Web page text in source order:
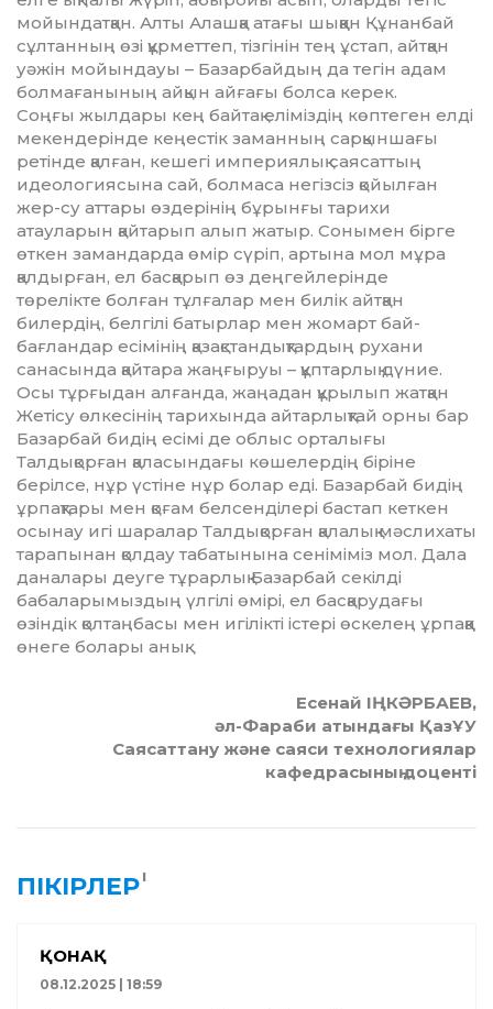
мойындатқан. Алты Алашқа атағы шыққан Құнанбай
сұлтанның өзі құрметтеп, тізгінін тең ұстап, айтқан
уәжін мойындауы – Базарбайдың да тегін адам
болмағанының айқын айғағы болса керек.
Соңғы жылдары кең байтақ еліміздің көптеген елді
мекендерінде кеңестік заманның сарқыншағы
ретінде қалған, кешегі империялық саясаттың
идеологиясына сай, болмаса негізсіз қойылған
жер-су аттары өздерінің бұрынғы тарихи
атауларын қайтарып алып жатыр. Сонымен бірге
өткен замандарда өмір сүріп, артына мол мұра
қалдырған, ел басқарып өз деңгейлерінде
төрелікте болған тұлғалар мен билік айтқан
билердің, белгілі батырлар мен жомарт бай-
бағландар есімінің қазақстандықтардың рухани
санасында қайтара жаңғыруы – құптарлық дүние.
Осы тұрғыдан алғанда, жаңадан құрылып жатқан
Жетісу өлкесінің тарихында айтарлықтай орны бар
Базарбай бидің есімі де облыс орталығы
Талдықорған қаласындағы көшелердің біріне
берілсе, нұр үстіне нұр болар еді. Базарбай бидің
ұрпақтары мен қоғам белсенділері бастап кеткен
осынау игі шаралар Талдықорған қалалық мәслихаты
тарапынан қолдау табатынына сеніміміз мол. Дала
даналары деуге тұрарлық Базарбай секілді
бабаларымыздың үлгілі өмірі, ел басқарудағы
өзіндік қолтаңбасы мен игілікті істері өскелең ұрпаққа
өнеге болары анық.
Есенай ІҢКӘРБАЕВ,
әл-Фараби атындағы ҚазҰУ
Саясаттану және саяси технологиялар
кафедрасының доценті
ПІКІРЛЕР1
ҚОНАҚ
08.12.2025 | 18:59